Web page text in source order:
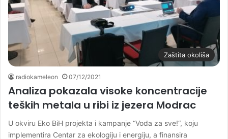
Zaštita okoliša
radiokameleon 07/12/2021
Analiza pokazala visoke koncentracije
teških metala u ribi iz jezera Modrac
U okviru Eko BiH projekta i kampanje “Voda za sve!“, koju
implementira Centar za ekologiju i energiju, a finansira